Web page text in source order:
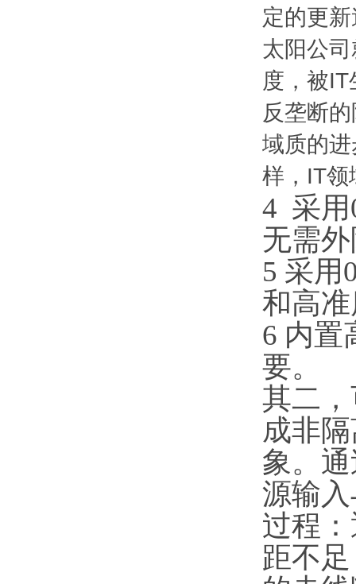
定的更
太阳公
度，被
反垄断
域质的
样，IT领
4 采用
无需
5 采用
和高
6 内置
要
其二
成非
象。
源输
过程
距不